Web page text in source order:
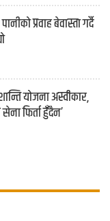
प्रवाह बेवास्ता गर्दै
योजना अस्वीकार,
फिर्ता हुँदैन’